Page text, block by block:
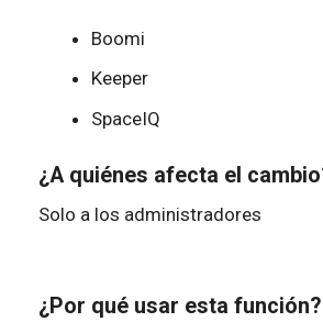
Boomi
Keeper
SpaceIQ
¿A quiénes afecta el
Solo a los administradores
¿Por qué usar esta función?